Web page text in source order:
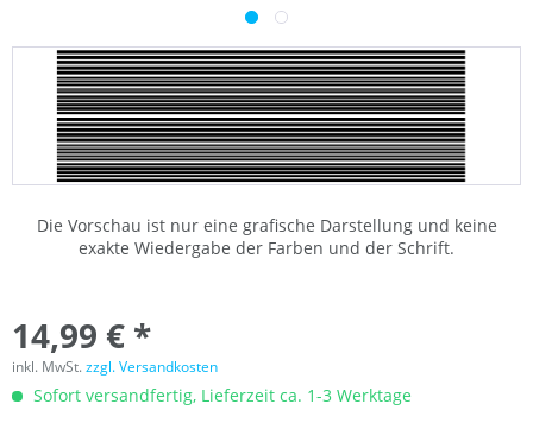
Die Vorschau ist nur eine grafische Darstellung und keine
exakte Wiedergabe der Farben und der Schrift.
14,99 € *
inkl. MwSt.zzgl. Versandkosten
Sofort versandfertig, Lieferzeit ca. 1-3 Werktage